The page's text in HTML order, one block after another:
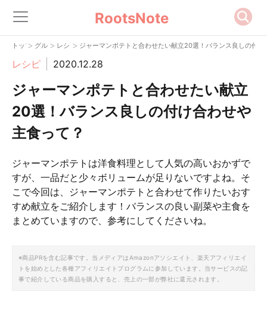
RootsNote
トップ
> グルメ
> レシピ
> ジャーマンポテトと合わせたい献立20選！バランス良しの付
レシピ 2020.12.28
ジャーマンポテトと合わせたい献立
20選！バランス良しの付け合わせや
主食って？
ジャーマンポテトは洋食料理として人気の高いおかずで
すが、一品だと少々ボリュームが足りないですよね。そ
こで今回は、ジャーマンポテトと合わせて作りたいおす
すめ献立をご紹介します！バランスの良い副菜や主食を
まとめていますので、参考にしてくださいね。
※商品PRを含む記事です。当メディアはAmazonアソシエイト、楽天アフィリエイ
トを始めとした各種アフィリエイトプログラムに参加しています。当サービスの記
事で紹介している商品を購入すると、売上の一部が弊社に還元されます。